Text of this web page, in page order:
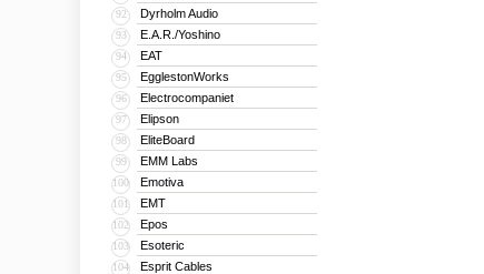
92 Dyrholm Audio
93 E.A.R./Yoshino
94 EAT
95 EgglestonWorks
96 Electrocompaniet
97 Elipson
98 EliteBoard
99 EMM Labs
100 Emotiva
101 EMT
102 Epos
103 Esoteric
104 Esprit Cables